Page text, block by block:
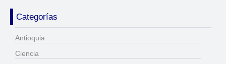
Categorías
Antioquia
Ciencia